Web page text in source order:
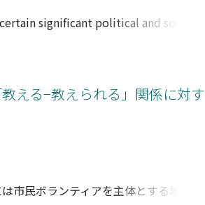
significant political and social
the ambiguities in the novel's
I approach these issues in terms of
I focus on the structure of the
interrelationships among these
of this structure depends on
structure independent from
える−教えられる」関係に対す
民ボランティアを主体とする地域日